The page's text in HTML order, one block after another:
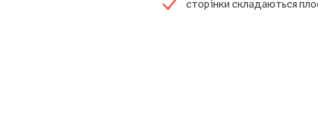
сторінки складаються